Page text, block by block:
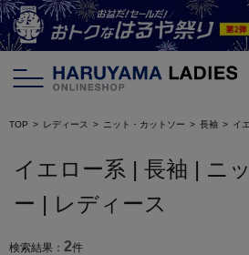
TOP レディース ニット・カットソー 長袖 イ
イエロー系 | 長袖 | ニ
ー | レディース
検索結果： 2件